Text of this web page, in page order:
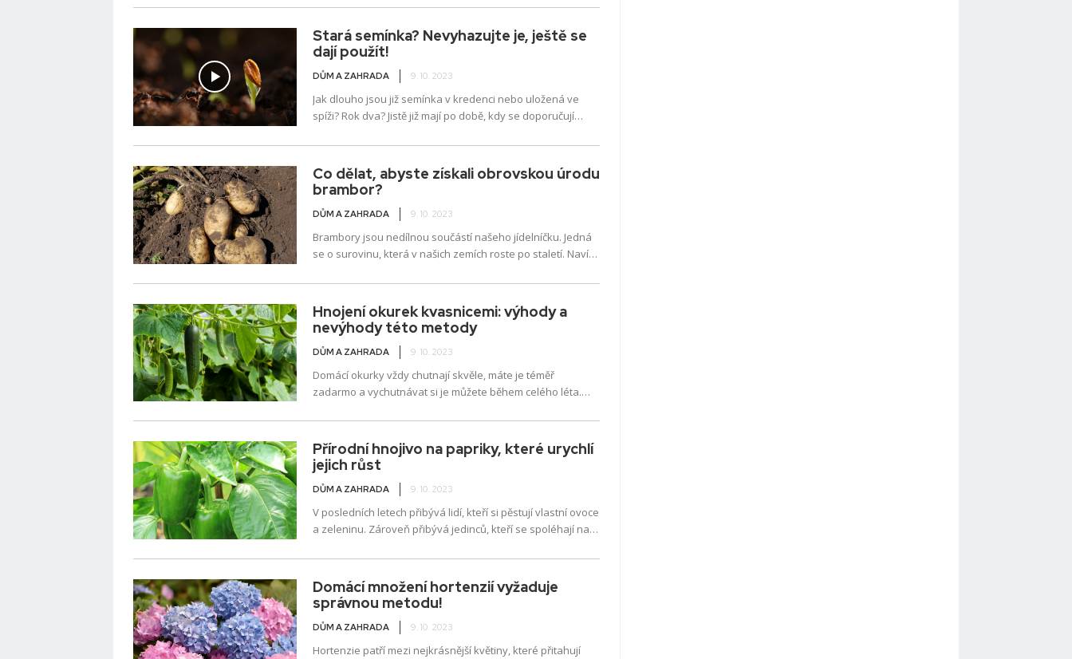
Stará semínka? Nevyhazujte je, ještě se
dají použít!
DŮM A ZAHRADA 9. 10. 2023
Jak dlouho jsou již semínka v kredenci nebo uložená ve
spíži? Rok dva? Jistě již mají po době, kdy se doporučují
Co dělat, abyste získali obrovskou úrodu
brambor?
DŮM A ZAHRADA 9. 10. 2023
Brambory jsou nedílnou součástí našeho jídelníčku. Jedná
se o surovinu, která v našich zemích roste po staletí. Navíc
Hnojení okurek kvasnicemi: výhody a
nevýhody této metody
DŮM A ZAHRADA 9. 10. 2023
Domácí okurky vždy chutnají skvěle, máte je téměř
zadarmo a vychutnávat si je můžete během celého léta.
Přírodní hnojivo na papriky, které urychlí
jejich růst
DŮM A ZAHRADA 9. 10. 2023
V posledních letech přibývá lidí, kteří si pěstují vlastní ovoce
a zeleninu. Zároveň přibývá jedinců, kteří se spoléhají na
Domácí množení hortenzií vyžaduje
správnou metodu!
DŮM A ZAHRADA 9. 10. 2023
Hortenzie patří mezi nejkrásnější květiny, které přitahují